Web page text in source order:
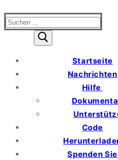
Suchen
Startseite
Nachrichten
Hilfe
Code
Spenden Sie